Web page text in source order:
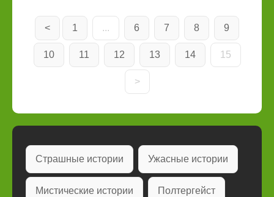
< 1 ... 6 7 8 9
10 11 12 13 14 15
>
Страшные истории Ужасные истории
Мистические истории Полтергейст